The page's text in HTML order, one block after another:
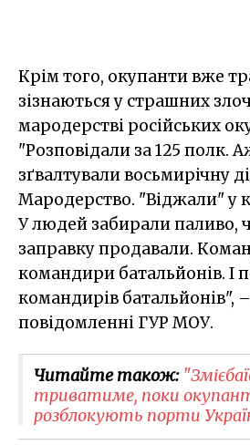
Крім того, окупанти вже
зізнаються у страшних
мародерстві російських
"Розповідали за 125 полк.
зґвалтували восьмирічну
Мародерство. "Віджали" у
У людей забирали паливо,
заправку продавали.
командири батальйонів. І
командирів батальйонів",
повідомленні ГУР МОУ.
Читайте також:
триватиме, поки
розблокують порти